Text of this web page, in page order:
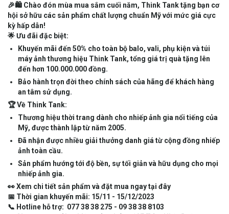
🎉🛍️ Chào đón mùa mua sắm cuối năm, Think Tank tặng bạn cơ
hội sở hữu các sản phẩm chất lượng chuẩn Mỹ với mức giá cực
kỳ hấp dẫn!
🌟 Ưu đãi đặc biệt:
Khuyến mãi đến 50% cho toàn bộ balo, vali, phụ kiện và túi
máy ảnh thương hiệu Think Tank, tổng giá trị quà tặng lên
đến hơn 100.000.000 đồng.
Bảo hành trọn đời theo chính sách của hãng để khách hàng
an tâm sử dụng.
🏆 Về Think Tank:
Thương hiệu thời trang dành cho nhiếp ảnh gia nổi tiếng của
Mỹ, được thành lập từ năm 2005.
Đã nhận được nhiều giải thưởng danh giá từ cộng đồng nhiếp
ảnh toàn cầu.
Sản phẩm hướng tới độ bền, sự tối giản và hữu dụng cho mọi
nhiếp ảnh gia.
👀 Xem chi tiết sản phẩm và đặt mua ngaytại đây
📅 Thời gian khuyến mãi: 15/11 - 15/12/2023
📞 Hotline hỗ trợ: 077 38 38 275 - 09 38 38 8103